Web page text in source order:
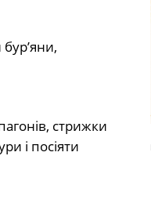
стрижки
і посіяти